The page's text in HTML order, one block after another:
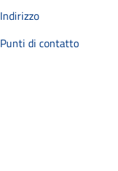
Indirizzo
Punti di contatto